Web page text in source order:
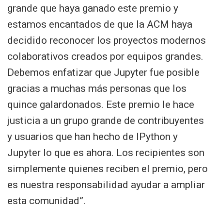
grande que haya ganado este premio y
estamos encantados de que la ACM haya
decidido reconocer los proyectos modernos
colaborativos creados por equipos grandes.
Debemos enfatizar que Jupyter fue posible
gracias a muchas más personas que los
quince galardonados. Este premio le hace
justicia a un grupo grande de contribuyentes
y usuarios que han hecho de IPython y
Jupyter lo que es ahora. Los recipientes son
simplemente quienes reciben el premio, pero
es nuestra responsabilidad ayudar a ampliar
esta comunidad”.